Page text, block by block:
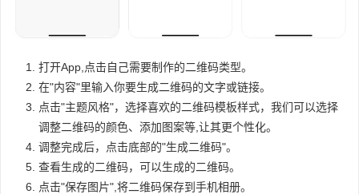
打开App,点击自己需要制作的二维码类型。
在"内容"里输入你要生成二维码的文字或链接。
点击"主题风格"，选择喜欢的二维码模板样式，我们可以选择
调整二维码的颜色、添加图案等,让其更个性化。
调整完成后，点击底部的"生成二维码"。
查看生成的二维码，可以生成的二维码。
点击"保存图片",将二维码保存到手机相册。